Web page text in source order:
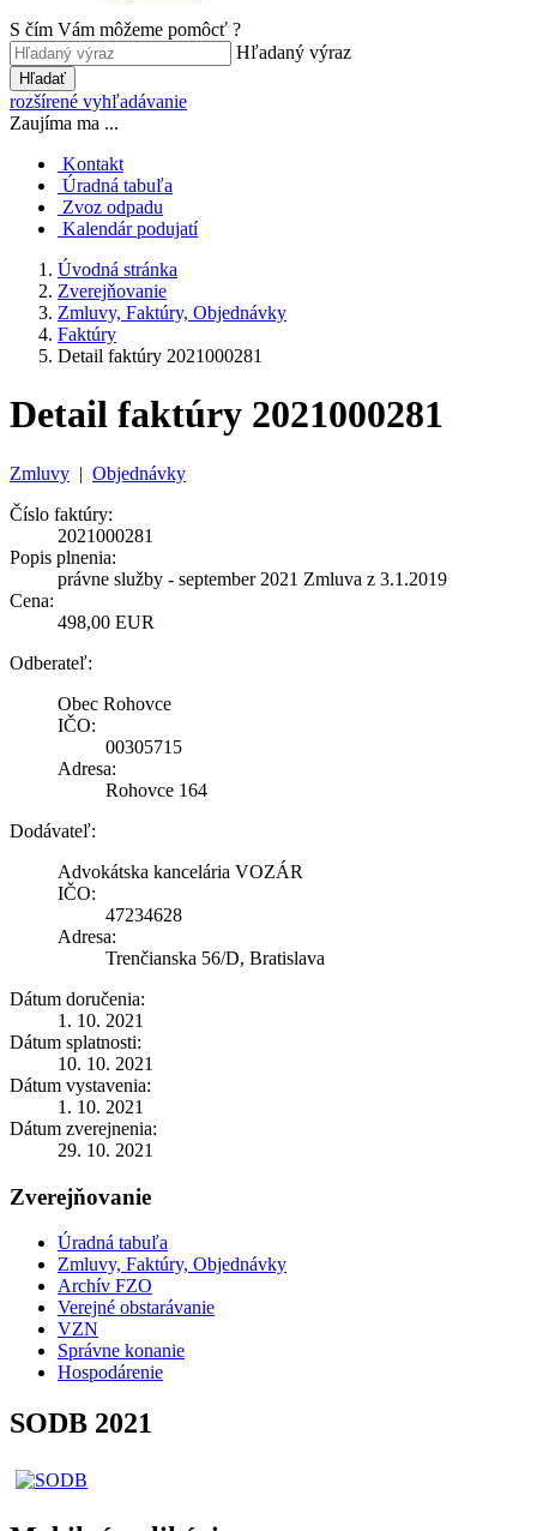
S čím Vám môžeme pomôcť ?
Hľadaný výraz
Hľadať
rozšírené vyhľadávanie
Zaujíma ma ...
Kontakt
Úradná tabuľa
Zvoz odpadu
Kalendár podujatí
Úvodná stránka
Zverejňovanie
Zmluvy, Faktúry, Objednávky
Faktúry
Detail faktúry 2021000281
Detail faktúry 2021000281
Zmluvy | Objednávky
Číslo faktúry:
2021000281
Popis plnenia:
právne služby - september 2021 Zmluva z 3.1.2019
Cena:
498,00 EUR
Odberateľ:
Obec Rohovce
IČO:
00305715
Adresa:
Rohovce 164
Dodávateľ:
Advokátska kancelária VOZÁR
IČO:
47234628
Adresa:
Trenčianska 56/D, Bratislava
Dátum doručenia:
1. 10. 2021
Dátum splatnosti:
10. 10. 2021
Dátum vystavenia:
1. 10. 2021
Dátum zverejnenia:
29. 10. 2021
Zverejňovanie
Úradná tabuľa
Zmluvy, Faktúry, Objednávky
Archív FZO
Verejné obstarávanie
VZN
Správne konanie
Hospodárenie
SODB 2021